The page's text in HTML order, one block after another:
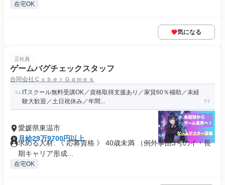
在宅OK
気になる
正社員
ゲームバグチェックスタッフ
合同会社ＣｙｂｅｒＧａｍｅｓ
ITスクール無料受講OK／資格取得支援あり／家賃60％補助／未経
験大歓迎／土日祝休み／年間...
愛媛県東温市
月給29万9700円以上
求める人材: 《 応募資格 》 40歳未満 （例外事由3号のイ・長
期キャリア形成...
在宅OK